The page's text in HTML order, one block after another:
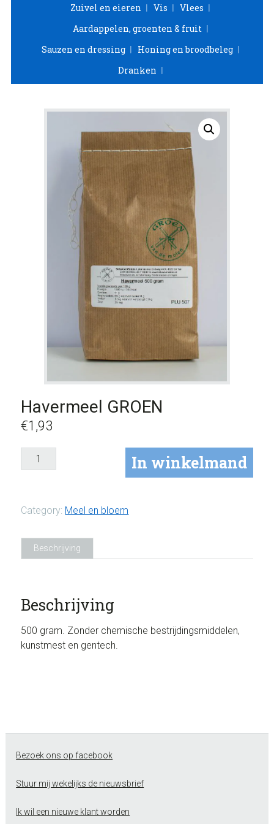
Zuivel en eieren
Vis
Vlees
Aardappelen, groenten & fruit
Sauzen en dressing
Honing en broodbeleg
Dranken
Havermeel GROEN
€1,93
Havermeel
GROEN
In winkelmand
Category: Meel en bloem
Beschrijving
Beschrijving
500 gram. Zonder chemische bestrijdingsmiddelen,
kunstmest en gentech.
Footer
Bezoek ons op facebook
Stuur mij wekelijks de nieuwsbrief
Ik wil een nieuwe klant worden